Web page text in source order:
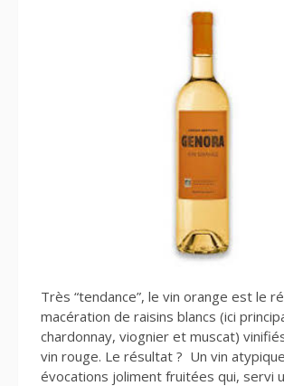
Très “tendance”, le vin orange est le
macération de raisins blancs (ici
chardonnay, viognier et muscat)
vin rouge. Le résultat ? Un vin
évocations joliment fruitées qui, servi